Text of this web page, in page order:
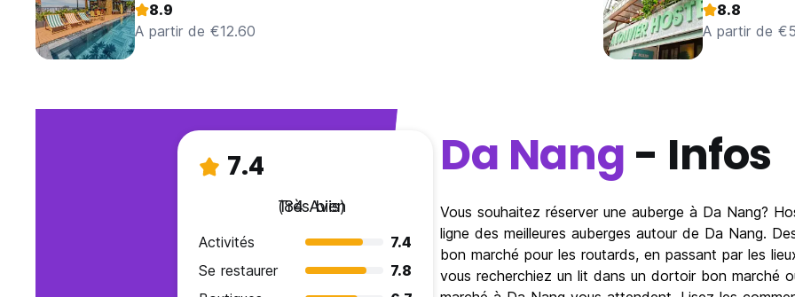
8.9
A partir de €12.60
8.8
A partir de
7.4
Très bien
(84 Avis)
Activités
7.4
Se restaurer
7.8
Da Nang - Infos
Vous souhaitez réserver une auberge à Da Nang?
ligne des meilleures auberges autour de Da Nang.
bon marché pour les routards, en passant par les
vous recherchiez un lit dans un dortoir bon marché